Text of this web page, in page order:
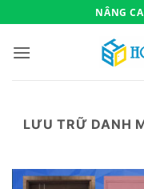
qua
nội
NÂNG
LƯU TRỮ DANH